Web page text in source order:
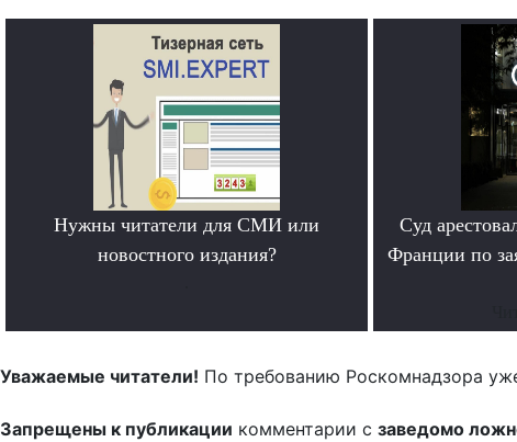
Нужны читатели для СМИ или
новостного издания?
Суд
Франции по
Уважаемые читатели! По требованию Роскомнадзора
Запрещены к публикации комментарии с заведомо